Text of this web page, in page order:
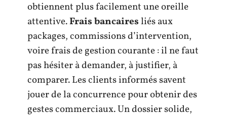
obtiennent plus facilement une oreille
attentive.Frais bancairesliés aux
packages, commissions d’intervention,
voire frais de gestion courante : il ne faut
pas hésiter à demander, à justifier, à
comparer. Les clients informés savent
jouer de la concurrence pour obtenir des
gestes commerciaux. Un dossier solide,